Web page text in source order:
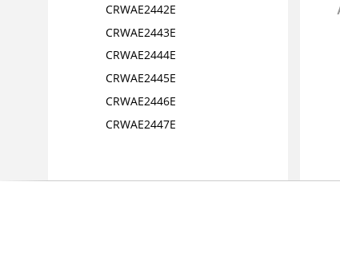
CRWAE2442E
CRWAE2443E
CRWAE2444E
CRWAE2445E
CRWAE2446E
CRWAE2447E